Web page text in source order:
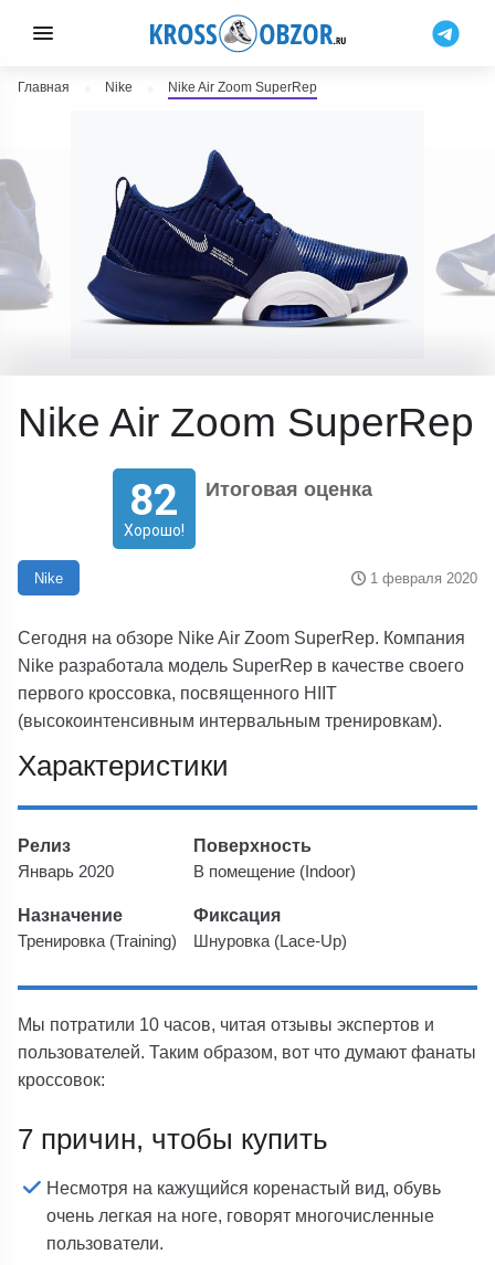
Главная Nike Nike Air Zoom SuperRep
Nike Air Zoom SuperRep
82
Хорошо!
Итоговая оценка
Nike 1 февраля 2020
Сегодня на обзоре Nike Air Zoom SuperRep. Компания
Nike разработала модель SuperRep в качестве своего
первого кроссовка, посвященного HIIT
(высокоинтенсивным интервальным тренировкам).
Характеристики
Релиз
Январь 2020
Поверхность
В помещение (Indoor)
Назначение
Тренировка (Training)
Фиксация
Шнуровка (Lace-Up)
Мы потратили 10 часов, читая отзывы экспертов и
пользователей. Таким образом, вот что думают фанаты
кроссовок:
7 причин, чтобы купить
Несмотря на кажущийся коренастый вид, обувь
очень легкая на ноге, говорят многочисленные
пользователи.